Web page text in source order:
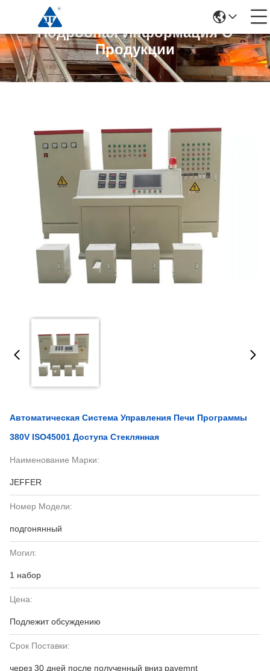
Подробная Информация О
Продукции
Автоматическая Система Управления Печи Программы
380V ISO45001 Доступа Стеклянная
Наименование Марки:
JEFFER
Номер Модели:
подгонянный
Могил:
1 набор
Цена:
Подлежит обсуждению
Срок Поставки:
через 30 дней после полученный вниз payemnt